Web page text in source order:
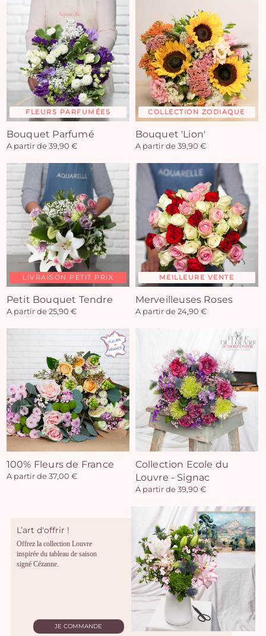
FLEURS PARFUMÉES
Bouquet Parfumé
A partir de 39,90 €
COLLECTION ZODIAQUE
Bouquet 'Lion'
A partir de 39,90 €
LIVRAISON PETIT PRIX
Petit Bouquet Tendre
A partir de 25,90 €
MEILLEURE VENTE
Merveilleuses Roses
A partir de 24,90 €
100% Fleurs de France
A partir de 37,00 €
Collection Ecole du
Louvre - Signac
A partir de 39,90 €
L’art d'offrir !
Offrez la collection Louvre
inspirée du tableau de saison
signé Cézanne.
JE COMMANDE